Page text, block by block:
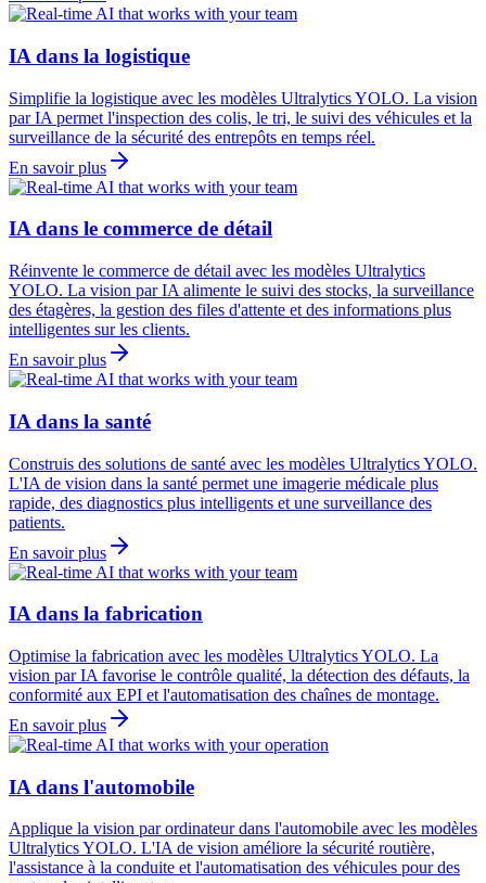
IA dans la logistique
Simplifie la logistique avec les modèles Ultralytics YOLO. La vision
par IA permet l'inspection des colis, le tri, le suivi des véhicules et la
surveillance de la sécurité des entrepôts en temps réel.
En savoir plus
IA dans le commerce de détail
Réinvente le commerce de détail avec les modèles Ultralytics
YOLO. La vision par IA alimente le suivi des stocks, la surveillance
des étagères, la gestion des files d'attente et des informations plus
intelligentes sur les clients.
En savoir plus
IA dans la santé
Construis des solutions de santé avec les modèles Ultralytics YOLO.
L'IA de vision dans la santé permet une imagerie médicale plus
rapide, des diagnostics plus intelligents et une surveillance des
patients.
En savoir plus
IA dans la fabrication
Optimise la fabrication avec les modèles Ultralytics YOLO. La
vision par IA favorise le contrôle qualité, la détection des défauts, la
conformité aux EPI et l'automatisation des chaînes de montage.
En savoir plus
IA dans l'automobile
Applique la vision par ordinateur dans l'automobile avec les modèles
Ultralytics YOLO. L'IA de vision améliore la sécurité routière,
l'assistance à la conduite et l'automatisation des véhicules pour des